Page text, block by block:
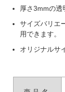
厚さ3mmの透
サイズバリエ
用できます。
オリジナルサ